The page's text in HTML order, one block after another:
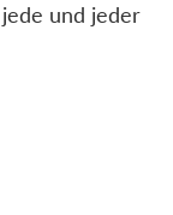
und jeder